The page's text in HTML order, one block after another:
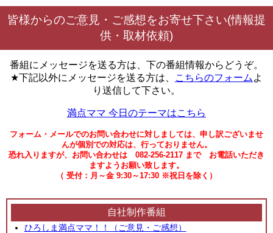
皆様からのご意見・ご感想をお寄せ下さい(情報提
供・取材依頼)
番組にメッセージを送る方は、下の番組情報からどうぞ。
★下記以外にメッセージを送る方は、
こちらのフォーム よ
り送信して下さい。
満点ママ 今日のテーマはこちら
フォーム・メールでのお問い合わせに対しましては、申し訳ございませ
んが個別での対応は、行っておりません。
恐れ入りますが、お問い合わせは 082-256-2117 まで お電話いただき
ますようお願い致します。
（ 受付：月～金 9:30～17:30 ※祝日を除く）
自社制作番組
ひろしま満点ママ！！（ご意見・ご感想）